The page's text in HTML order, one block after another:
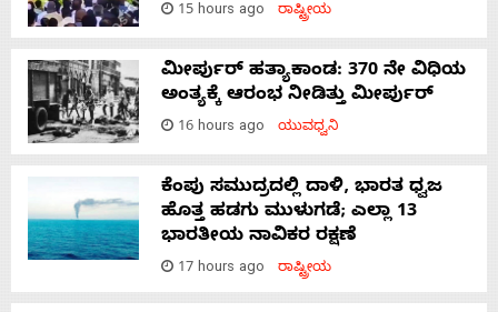
15 hours ago ರಾಷ್ಟ್ರೀಯ
ಮೀರ್ಪುರ್ ಹತ್ಯಾಕಾಂಡ: 370 ನೇ ವಿಧಿಯ
ಅಂತ್ಯಕ್ಕೆ ಆರಂಭ ನೀಡಿತ್ತು ಮೀರ್ಪುರ್
16 hours ago ಯುವಧ್ವನಿ
ಕೆಂಪು ಸಮುದ್ರದಲ್ಲಿ ದಾಳಿ, ಭಾರತ ಧ್ವಜ
ಹೊತ್ತ ಹಡಗು ಮುಳುಗಡೆ; ಎಲ್ಲಾ 13
ಭಾರತೀಯ ನಾವಿಕರ ರಕ್ಷಣೆ
17 hours ago ರಾಷ್ಟ್ರೀಯ